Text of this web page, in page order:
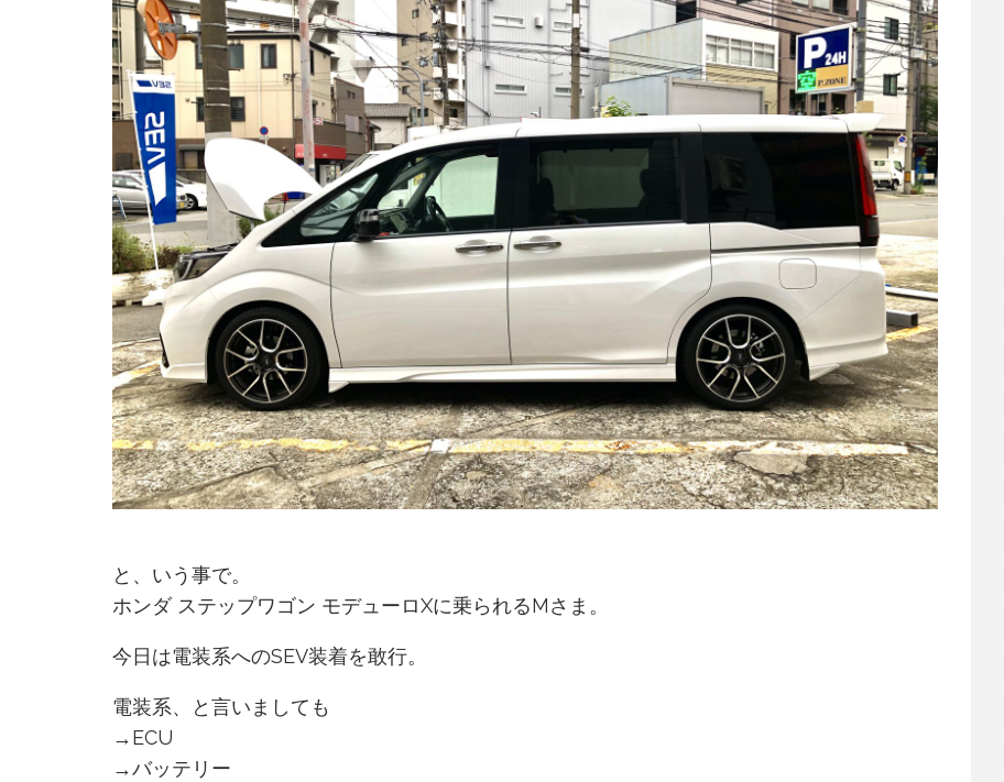
と、いう事で。
ホンダ ステップワゴン モデューロXに乗られるMさま。
今日は電装系へのSEV装着を敢行。
電装系、と言いましても
→ECU
→バッテリー